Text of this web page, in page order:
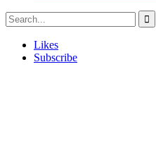
Likes
Subscribe